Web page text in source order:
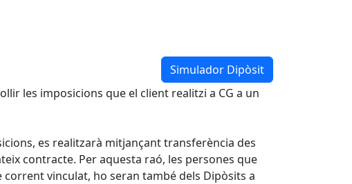
Simulador Dipòsit
les imposicions que el client realitzi a CG a un
es realitzarà mitjançant transferència des
contracte. Per aquesta raó, les persones que
vinculat, ho seran també dels Dipòsits a